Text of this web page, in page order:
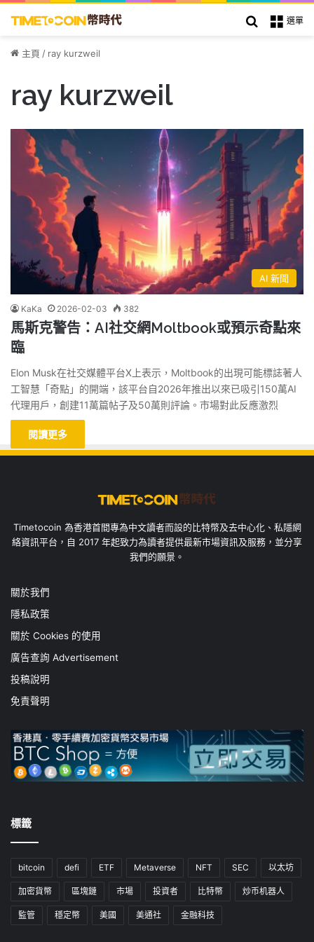
選單
搜索
主頁 / ray kurzweil
ray kurzweil
AI 新聞
KaKa 2026-02-03 382
馬斯克警告：AI社交網Moltbook或預示奇點來
臨
Elon Musk在社交媒體平台X上表示，Moltbook的出現可能標誌著人
工智慧「奇點」的開端，該平台自2026年推出以來已吸引150萬AI
代理用戶，創建11萬篇帖子及50萬則評論。市場對此反應激烈
閱讀更多
Timetocoin 為香港首間專為中文讀者而設的比特幣及去中心化、私隱網
絡資訊平台，自 2017 年起致力為讀者提供最新市場資訊及服務，並分享
我們的願景。
關於我們
隱私政策
關於 Cookies 的使用
廣告查詢 Advertisement
投稿說明
免責聲明
標籤
bitcoin defi ETF Metaverse NFT SEC 以太坊
加密貨幣 區塊鏈 市場 投資者 比特幣 炒币机器人
監管 穩定幣 美國 美通社 金融科技